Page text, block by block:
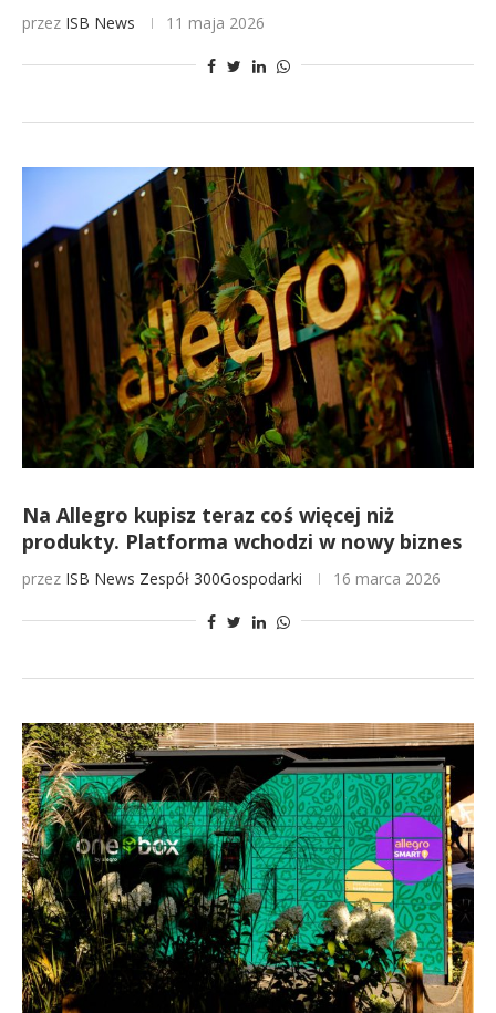
przez ISB News 11 maja 2026
Na Allegro kupisz teraz coś więcej niż
produkty. Platforma wchodzi w nowy biznes
przez ISB News Zespół 300Gospodarki 16 marca 2026